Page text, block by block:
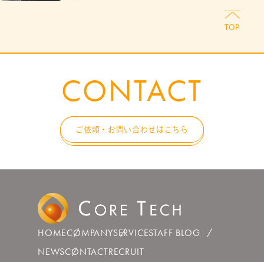
CONTACT
ご依頼・お問い合わせはこちら
HOMECOMPANYSERVICESTAFF BLOG
NEWSCONTACTRECRUIT